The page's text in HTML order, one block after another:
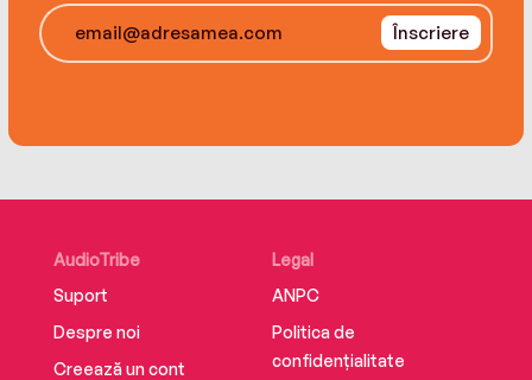
Înscriere
AudioTribe
Suport
Despre noi
Creează un cont
Legal
ANPC
Politica de
confidențialitate